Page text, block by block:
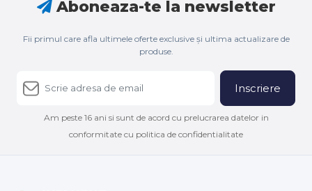
Aboneaza-te la newsletter
Fii primul care afla ultimele oferte exclusive și ultima actualizare de
produse.
Inscriere
Am peste 16 ani si sunt de acord cu prelucrarea datelor in
conformitate cu politica de confidentialitate